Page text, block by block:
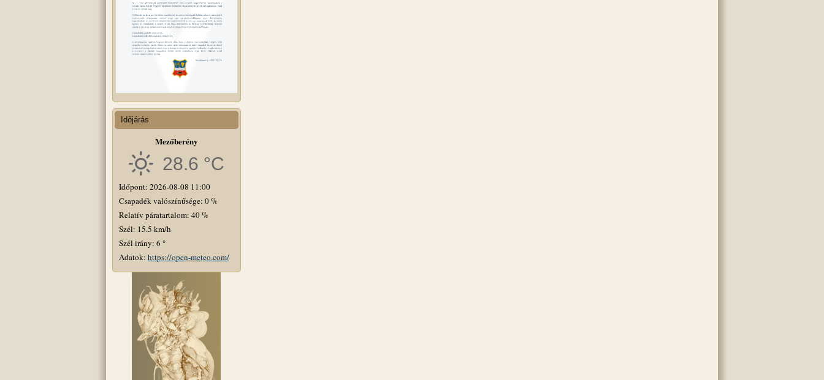
Időjárás
Mezőberény
28.6 °C
Időpont: 2026-08-08 11:00
Csapadék valószínűsége: 0 %
Relatív páratartalom: 40 %
Szél: 15.5 km/h
Szél irány: 6 °
Adatok: https://open-meteo.com/